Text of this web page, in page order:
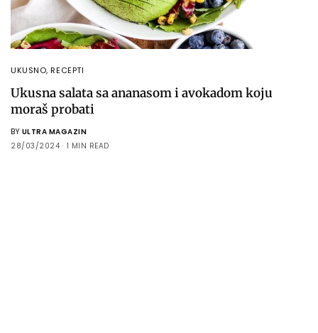
UKUSNO,RECEPTI
Ukusna salata sa ananasom i avokadom koju
moraš probati
BY ULTRA MAGAZIN
28/03/2024
1 MIN READ